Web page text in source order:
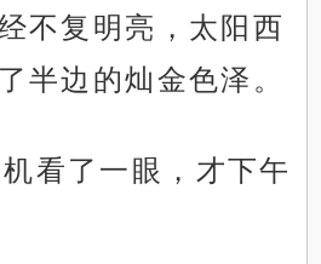
不复明亮，太阳西
半边的灿金色泽。
看了一眼，才下午